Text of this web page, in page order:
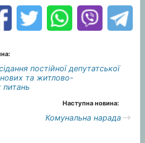
постійної депутатської
та житлово-
питань
Наступна новина:
Комунальна нарада